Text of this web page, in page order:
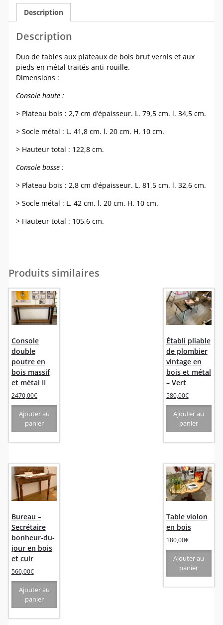
tables
hautes
bois
métal
Description
Description
Duo de tables aux plateaux de bois brut vernis et aux
pieds en métal traités anti-rouille.
Dimensions :
Console haute :
> Plateau bois : 2,7 cm d’épaisseur. L. 79,5 cm. l. 34,5 cm.
> Socle métal : L. 41,8 cm. l. 20 cm. H. 10 cm.
> Hauteur total : 122,8 cm.
Console basse :
> Plateau bois : 2,8 cm d’épaisseur. L. 81,5 cm. l. 32,6 cm.
> Socle métal : L. 42 cm. l. 20 cm. H. 10 cm.
> Hauteur total : 105,6 cm.
Produits similaires
Console
double
poutre en
bois massif
et métal II
2470,00€
Ajouter au
panier
Établi pliable
de plombier
vintage en
bois et métal
– Vert
580,00€
Ajouter au
panier
Bureau –
Secrétaire
bonheur-du-
jour en bois
et cuir
560,00€
Ajouter au
panier
Table violon
en bois
180,00€
Ajouter au
panier